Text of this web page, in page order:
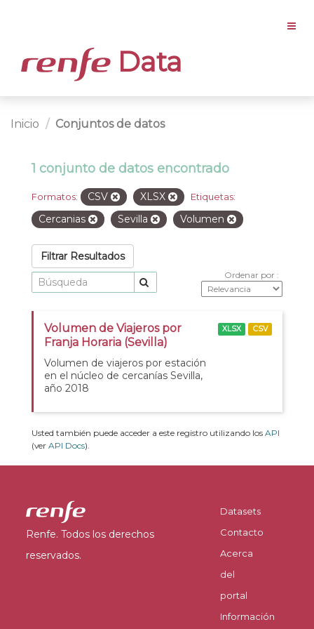
Data
Inicio Conjuntos de datos
1 conjunto de datos encontrado
Formatos: CSV XLSX Etiquetas:
Cercanias Sevilla Volumen
Filtrar Resultados
Ordenar por
Volumen de Viajeros por
Franja Horaria (Sevilla)
Volumen de viajeros por estación
en el núcleo de cercanías Sevilla,
año 2018
XLSX CSV
Usted también puede acceder a este registro utilizando los API
(ver API Docs).
Renfe. Todos los derechos
reservados.
Datasets
Contacto
Acerca
del
portal
Información